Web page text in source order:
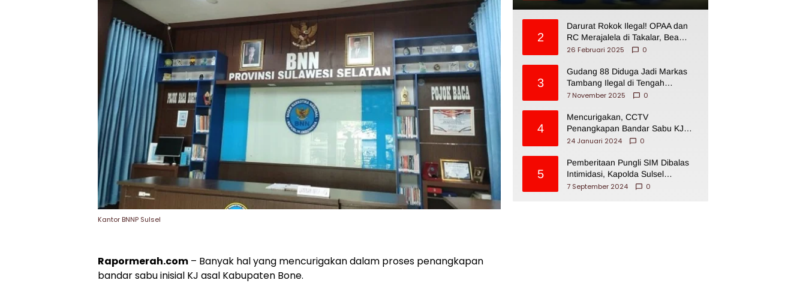
Kantor BNNP Sulsel
Rapormerah.com – Banyak hal yang mencurigakan dalam proses penangkapan
bandar sabu inisial KJ asal Kabupaten Bone.
2
Darurat Rokok Ilegal! OPAA dan
RC Merajalela di Takalar, Bea
Cukai Impoten
26 Februari 2025 0
3
Gudang 88 Diduga Jadi Markas
Tambang Ilegal di Tengah
Permukiman Warga Makassar
7 November 2025 0
4
Mencurigakan, CCTV
Penangkapan Bandar Sabu KJ
Disita Oknum BNNP Sulsel
24 Januari 2024 0
5
Pemberitaan Pungli SIM Dibalas
Intimidasi, Kapolda Sulsel
Dikecam PJI Sulsel
7 September 2024 0